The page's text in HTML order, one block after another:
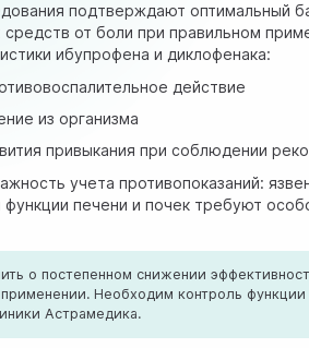
подтверждают оптимальный
средств от боли при правильном
ибупрофена и диклофенака:
действие
из организма
привыкания при соблюдении
учета противопоказаний:
печени и почек требуют
о постепенном снижении
Необходим контроль
Астрамедика.